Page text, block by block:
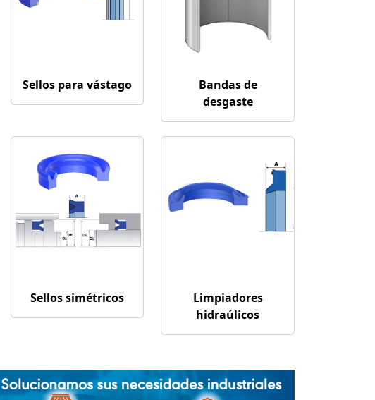
Sellos para vástago
Bandas de
desgaste
Sellos simétricos
Limpiadores
hidraúlicos